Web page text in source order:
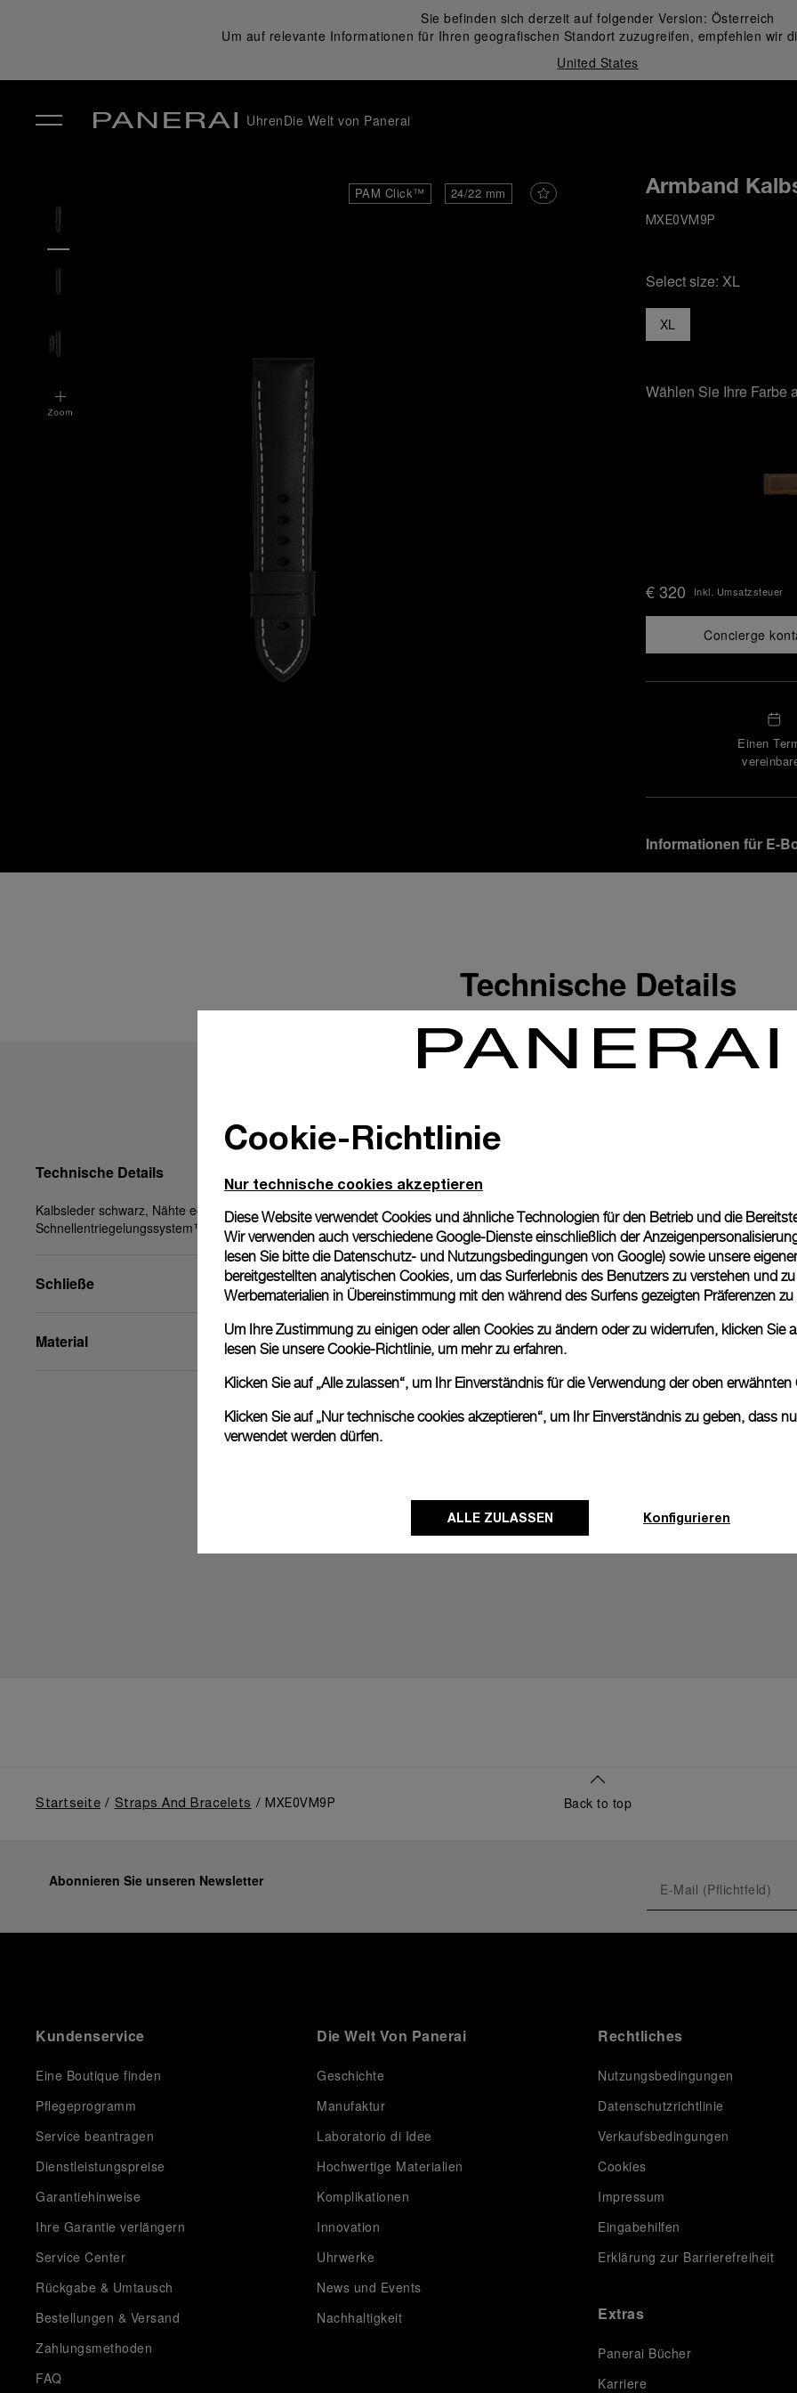
Sie befinden sich derzeit auf folgender Version: Österreich
Um auf relevante Informationen für Ihren geografischen Standort zuzugreifen, empfehlen wir
United States
UhrenDie Welt von Panerai
PAM Click™ 24/22 mm Armband
MXE0VM9P
Select size: XL
XL
Wählen Sie Ihre Farbe
€ 320 Inkl. Umsatzsteuer
Concierge
Einen
Informationen für E-
Rückgabe &
Geschenkempfänger
Mehr Informationen
Geschenkverpackung
Alle Bestellungen
Panerai Box geliefert.
eine individuelle
Bitte beachten Sie, dass es
Technische Details
Technische Details
Kalbsleder schwarz, Nähte ecru, XL, 24/22, PAM
Schnellentriegelungssystem™
Schließe
Material
Startseite Straps And Bracelets MXE0VM9P Back to top
Abonnieren Sie unseren Newsletter
Kundenservice
Eine Boutique finden
Pflegeprogramm
Service beantragen
Dienstleistungspreise
Garantiehinweise
Ihre Garantie verlängern
Service Center
Rückgabe & Umtausch
Bestellungen & Versand
Zahlungsmethoden
FAQ
Die Welt Von Panerai
Geschichte
Manufaktur
Laboratorio di Idee
Hochwertige Materialien
Komplikationen
Innovation
Uhrwerke
News und Events
Nachhaltigkeit
Rechtliches
Nutzungsbedingungen
Datenschutzrichtlinie
Verkaufsbedingungen
Cookies
Impressum
Eingabehilfen
Erklärung zur Barrierefreiheit
Extras
Panerai Bücher
Karriere
Cookie-Richtlinie
Nur technische cookies akzeptieren
Diese Website verwendet Cookies und ähnliche Technologien für den Betrieb und die
Wir verwenden auch verschiedene Google-Dienste einschließlich der
lesen Sie bitte die Datenschutz- und Nutzungsbedingungen von Google) sowie unsere
bereitgestellten analytischen Cookies, um das Surferlebnis des Benutzers zu verstehen und
Werbematerialien in Übereinstimmung mit den während des Surfens gezeigten Präferenzen
Um Ihre Zustimmung zu einigen oder allen Cookies zu ändern oder zu widerrufen, klicken Sie
lesen Sie unsereCookie-Richtlinie, um mehr zu erfahren.
Klicken Sie auf „Alle zulassen“, um Ihr Einverständnis für die Verwendung der oben
Klicken Sie auf „Nur technische cookies akzeptieren“, um Ihr Einverständnis zu geben, dass
verwendet werden dürfen.
ALLE ZULASSEN Konfigurieren